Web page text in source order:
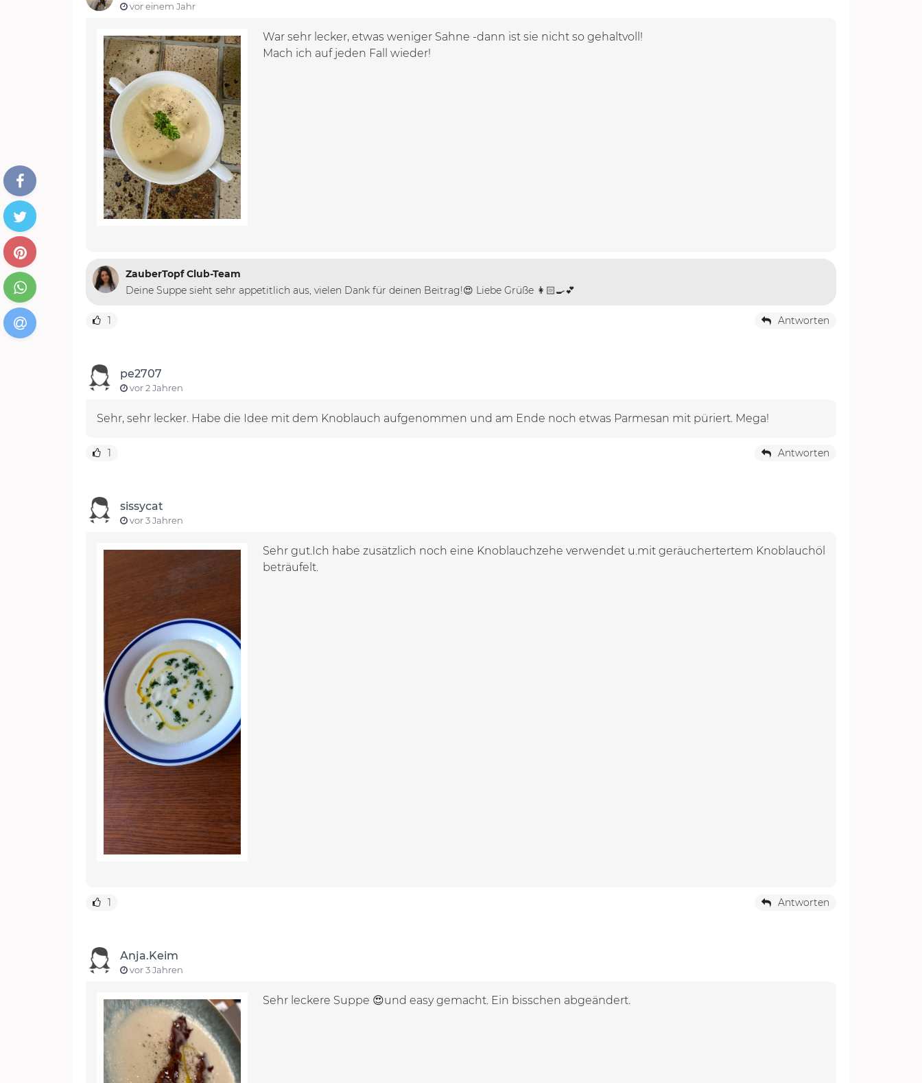
vor einem Jahr
War sehr lecker, etwas weniger Sahne -dann ist sie nicht so gehaltvoll!
Mach ich auf jeden Fall wieder!
ZauberTopf Club-Team
Deine Suppe sieht sehr appetitlich aus, vielen Dank für deinen Beitrag!😍 Liebe Grüße 👩🏻‍🍳💕
1 Antworten
pe2707
vor 2 Jahren
Sehr, sehr lecker. Habe die Idee mit dem Knoblauch aufgenommen und am Ende noch etwas Parmesan mit püriert. Mega!
1 Antworten
sissycat
vor 3 Jahren
Sehr gut.Ich habe zusätzlich noch eine Knoblauchzehe verwendet u.mit geräuchertertem Knoblauchöl
beträufelt.
1 Antworten
Anja.Keim
vor 3 Jahren
Sehr leckere Suppe 😍und easy gemacht. Ein bisschen abgeändert.